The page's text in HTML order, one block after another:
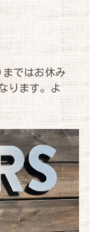
ではお休み
ります。よ